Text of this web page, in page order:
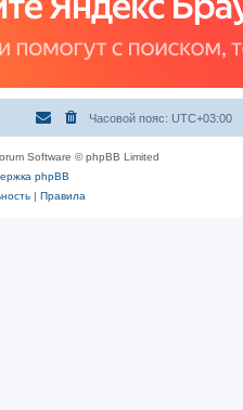
Часовой пояс: UTC+03:00
Software © phpBB Limited
phpBB
| Правила